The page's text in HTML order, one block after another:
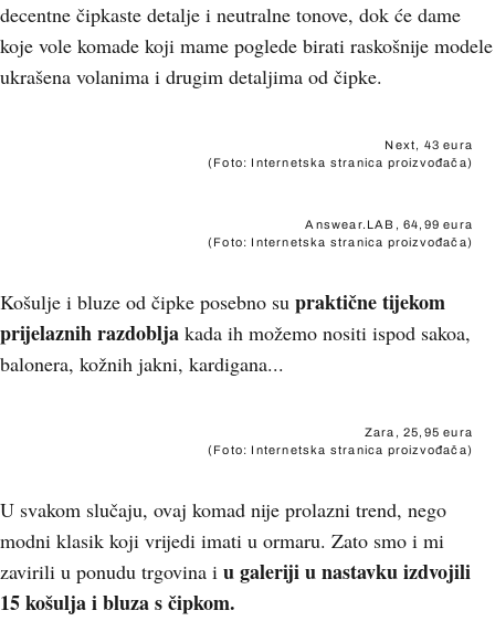
decentne čipkaste detalje i neutralne tonove, dok će dame
koje vole komade koji mame poglede birati raskošnije modele
ukrašena volanima i drugim detaljima od čipke.
Next, 43 eura
(Foto: Internetska stranica proizvođača)
Answear.LAB, 64,99 eura
(Foto: Internetska stranica proizvođača)
Košulje i bluze od čipke posebno su praktične tijekom
prijelaznih razdoblja kada ih možemo nositi ispod sakoa,
balonera, kožnih jakni, kardigana...
Zara, 25,95 eura
(Foto: Internetska stranica proizvođača)
U svakom slučaju, ovaj komad nije prolazni trend, nego
modni klasik koji vrijedi imati u ormaru. Zato smo i mi
zavirili u ponudu trgovina i u galeriji u nastavku izdvojili
15 košulja i bluza s čipkom.